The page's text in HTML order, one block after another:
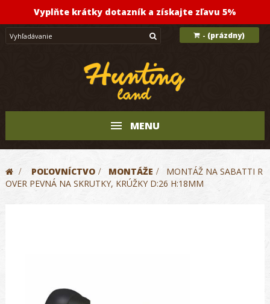
Vyplňte krátky dotazník a získajte zľavu 5%
- (prázdny)
MENU
> POĽOVNÍCTVO > MONTÁŽE >
MONTÁŽ NA SABATTI R
OVER PEVNÁ NA SKRUTKY, KRÚŽKY D:26 H:18MM